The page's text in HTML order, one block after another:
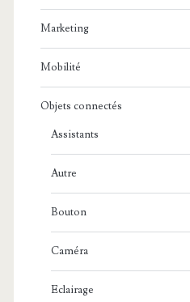
Marketing
Mobilité
Objets connectés
Assistants
Autre
Bouton
Caméra
Eclairage